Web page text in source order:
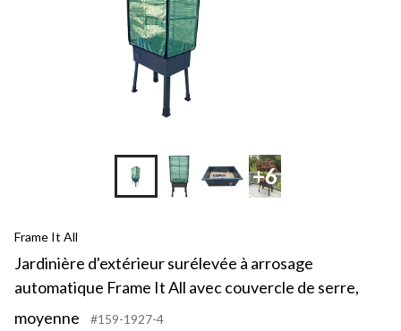
+6
Frame It All
Jardinière d'extérieur surélevée à arrosage
automatique Frame It All avec couvercle de serre,
moyenne
#159-1927-4